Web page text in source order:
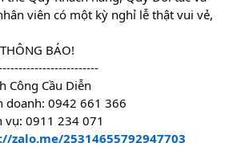
viên có một kỳ nghỉ lễ thật vui vẻ,
BÁO!
Công Cầu Diễn
doanh: 0942 661 366
vụ: 0911 234 071
zalo.me/25314655792947703